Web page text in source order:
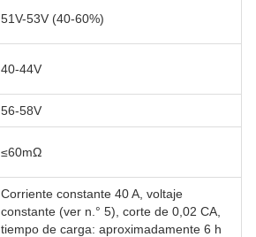
51V-53V (40-60%)
40-44V
56-58V
≤60mΩ
Corriente constante 40 A, voltaje
constante (ver n.° 5), corte de 0,02 CA,
tiempo de carga: aproximadamente 6 h